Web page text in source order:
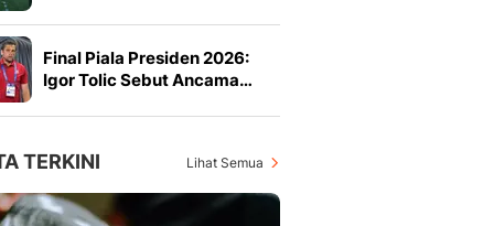
Final Piala Presiden 2026:
Igor Tolic Sebut Ancama…
TERKINI Lihat Semua